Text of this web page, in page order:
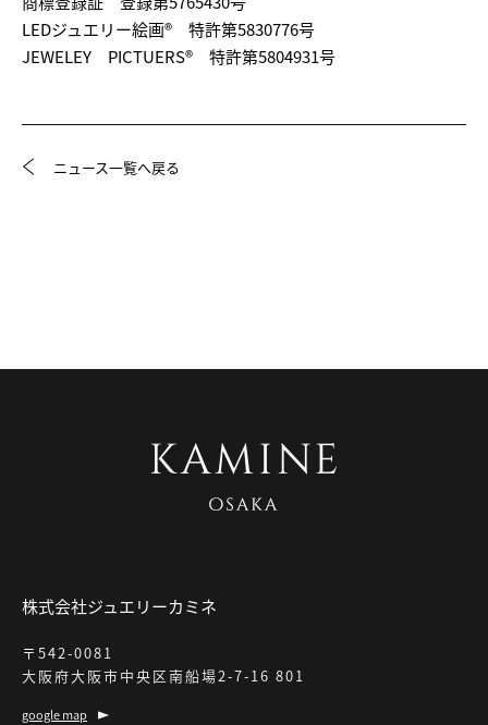
LEDジュエリー絵画® 特許第5830776号
JEWELEY PICTUERS® 特許第5804931号
ニュース一覧へ戻る
株式会社ジュエリーカミネ
〒542-0081
大阪府大阪市中央区南船場2-7-16 801
google map